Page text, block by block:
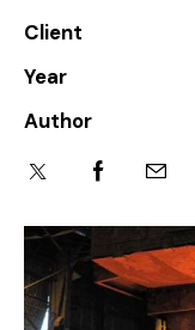
Client
Year
Author